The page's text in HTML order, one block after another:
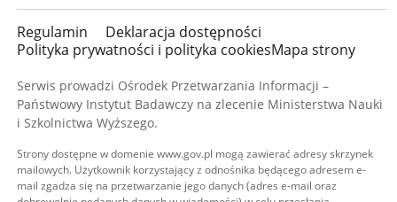
Regulamin
Deklaracja dostępności
Polityka prywatności i polityka cookiesMapa strony
Serwis prowadzi Ośrodek Przetwarzania Informacji –
Państwowy Instytut Badawczy na zlecenie Ministerstwa Nauki
i Szkolnictwa Wyższego.
Strony dostępne w domenie www.gov.pl mogą zawierać adresy skrzynek
mailowych. Użytkownik korzystający z odnośnika będącego adresem e-
mail zgadza się na przetwarzanie jego danych (adres e-mail oraz